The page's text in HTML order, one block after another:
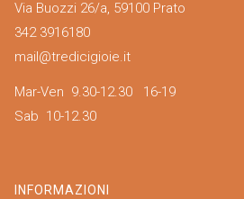
Via Buozzi 26/a, 59100 Prato
342 3916180
mail@tredicigioie.it
Mar-Ven 9.30-12.30 16-19
Sab 10-12.30
INFORMAZIONI